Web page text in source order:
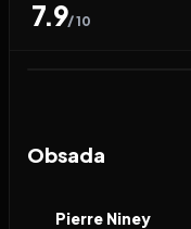
7.9/ 10
Obsada
Pierre Niney